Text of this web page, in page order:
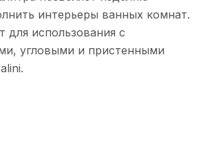
интерьеры ванных комнат.
использования с
угловыми и пристенными